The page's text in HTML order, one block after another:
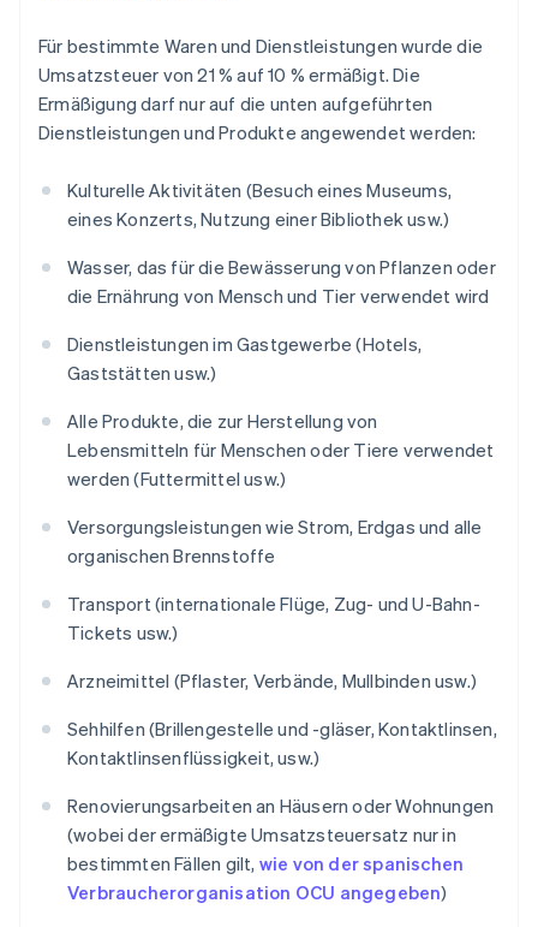
Für bestimmte Waren und Dienstleistungen wurde die
Umsatzsteuer von 21 % auf 10 % ermäßigt. Die
Ermäßigung darf nur auf die unten aufgeführten
Dienstleistungen und Produkte angewendet werden:
Kulturelle Aktivitäten (Besuch eines Museums,
eines Konzerts, Nutzung einer Bibliothek usw.)
Wasser, das für die Bewässerung von Pflanzen oder
die Ernährung von Mensch und Tier verwendet wird
Dienstleistungen im Gastgewerbe (Hotels,
Gaststätten usw.)
Alle Produkte, die zur Herstellung von
Lebensmitteln für Menschen oder Tiere verwendet
werden (Futtermittel usw.)
Versorgungsleistungen wie Strom, Erdgas und alle
organischen Brennstoffe
Transport (internationale Flüge, Zug- und U-Bahn-
Tickets usw.)
Arzneimittel (Pflaster, Verbände, Mullbinden usw.)
Sehhilfen (Brillengestelle und -gläser, Kontaktlinsen,
Kontaktlinsenflüssigkeit, usw.)
Renovierungsarbeiten an Häusern oder Wohnungen
(wobei der ermäßigte Umsatzsteuersatz nur in
bestimmten Fällen gilt, wie von der spanischen
Verbraucherorganisation OCU angegeben)